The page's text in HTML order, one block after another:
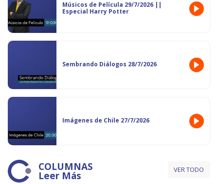
Músicos de Película 29/7/2026 ||
Especial Harry Potter
Sembrando Diálogos 28/7/2026
Imágenes de Chile 27/7/2026
COLUMNAS
Leer Más VER TODO